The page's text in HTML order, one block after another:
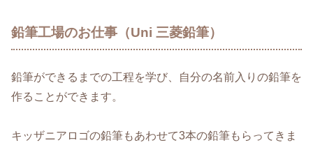
鉛筆工場のお仕事（Uni 三菱鉛筆）
鉛筆ができるまでの工程を学び、自分の名前入りの鉛筆を
作ることができます。
キッザニアロゴの鉛筆もあわせて3本の鉛筆もらってきま